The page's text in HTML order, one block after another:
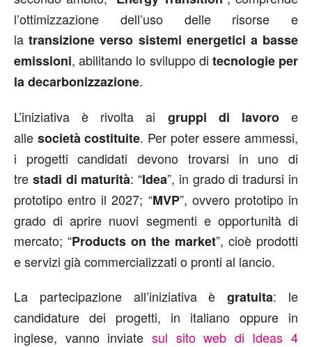
l’ottimizzazione dell’uso delle risorse e
latransizione verso sistemi energetici a basse
emissioni, abilitando lo sviluppo di tecnologie per
la decarbonizzazione.
L’iniziativa è rivolta ai gruppi di lavoroe
alle società costituite. Per poter essere ammessi,
i progetti candidati devono trovarsi in uno di
tre stadi di maturità: “Idea”, in grado di tradursi in
prototipo entro il 2027; “MVP”, ovvero prototipo in
grado di aprire nuovi segmenti e opportunità di
mercato; “Products on the market”, cioè prodotti
e servizi già commercializzati o pronti al lancio.
La partecipazione all’iniziativa ègratuita: le
candidature dei progetti, in italiano oppure in
inglese, vanno inviate sul sito web di Ideas 4